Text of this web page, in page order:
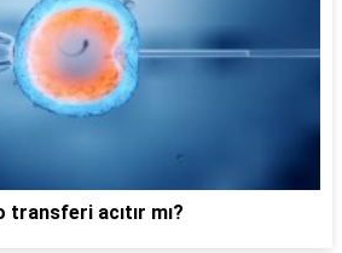
transferi acıtır mı?